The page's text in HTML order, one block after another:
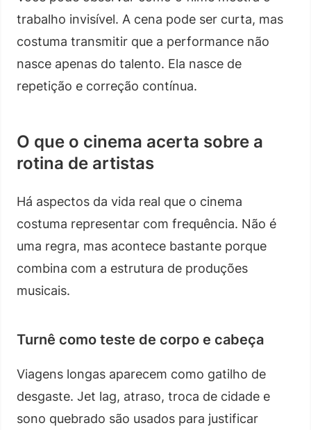
trabalho invisível. A cena pode ser curta, mas
costuma transmitir que a performance não
nasce apenas do talento. Ela nasce de
repetição e correção contínua.
O que o cinema acerta sobre a
rotina de artistas
Há aspectos da vida real que o cinema
costuma representar com frequência. Não é
uma regra, mas acontece bastante porque
combina com a estrutura de produções
musicais.
Turnê como teste de corpo e cabeça
Viagens longas aparecem como gatilho de
desgaste. Jet lag, atraso, troca de cidade e
sono quebrado são usados para justificar